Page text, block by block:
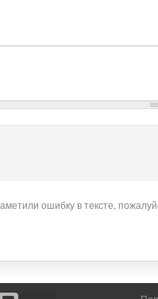
ошибку в тексте,